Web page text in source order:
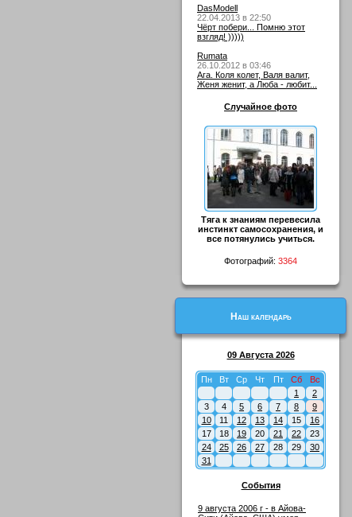
DasModell
22.04.2013 в 22:50
Чёрт побери... Помню этот
взгляд! )))))
Rumata
26.10.2012 в 03:46
Ага. Коля колет, Валя валит,
Женя женит, а Люба - любит...
Случайное фото
Тяга к знаниям перевесила
инстинкт самосохранения, и
все потянулись учиться.
Фотографий: 3364
Наш календарь
09 Августа 2026
Пн Вт Ср Чт Пт Сб
Вс
1
2
3
4 5 6 7 8
9
10
11 12 13 14 15
16
17
18 19 20 21 22
23
24
25 26 27 28 29
30
31
События
9 августа 2006 г - в Айова-